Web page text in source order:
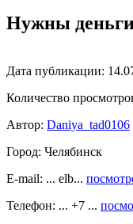
Нужны
Дата публикации:
Количество
Автор: Daniya_tad0106
Город: Челябинск
E-mail: ... elb...
Телефон: ... +7 ...